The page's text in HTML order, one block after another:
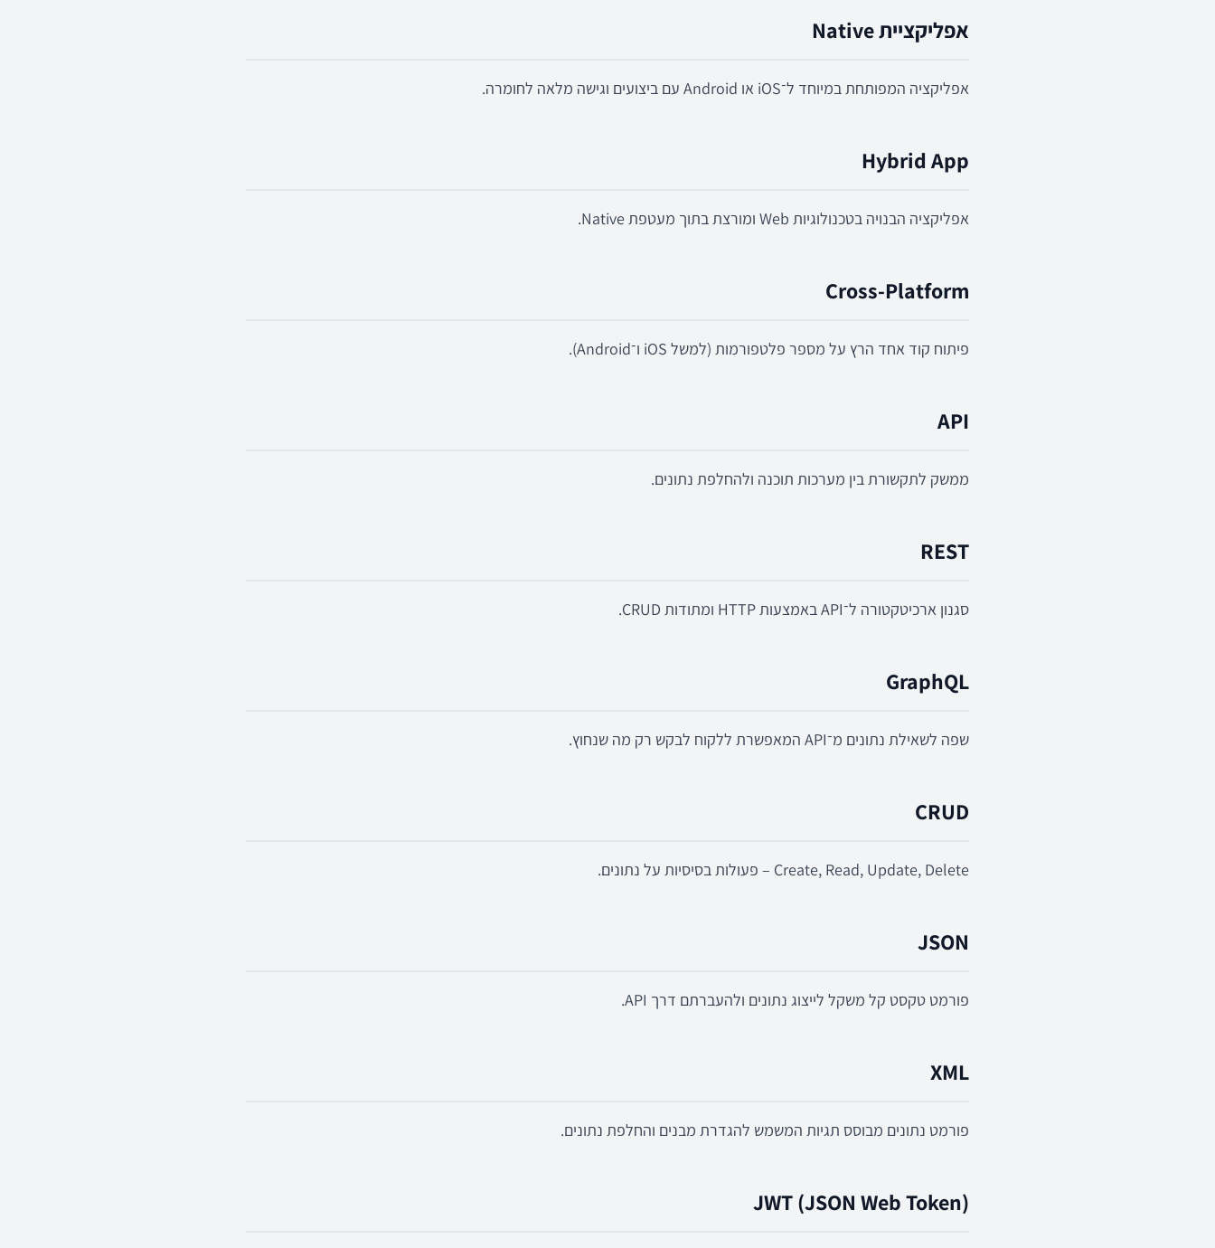
אפליקציית Native
אפליקציה המפותחת במיוחד ל־iOS או Android עם ביצועים וגישה מלאה לחומרה.
Hybrid App
אפליקציה הבנויה בטכנולוגיות Web ומורצת בתוך מעטפת Native.
Cross-Platform
פיתוח קוד אחד הרץ על מספר פלטפורמות (למשל iOS ו־Android).
API
ממשק לתקשורת בין מערכות תוכנה ולהחלפת נתונים.
REST
סגנון ארכיטקטורה ל־API באמצעות HTTP ומתודות CRUD.
GraphQL
שפה לשאילת נתונים מ־API המאפשרת ללקוח לבקש רק מה שנחוץ.
CRUD
Create, Read, Update, Delete – פעולות בסיסיות על נתונים.
JSON
פורמט טקסט קל משקל לייצוג נתונים ולהעברתם דרך API.
XML
פורמט נתונים מבוסס תגיות המשמש להגדרת מבנים והחלפת נתונים.
JWT (JSON Web Token)